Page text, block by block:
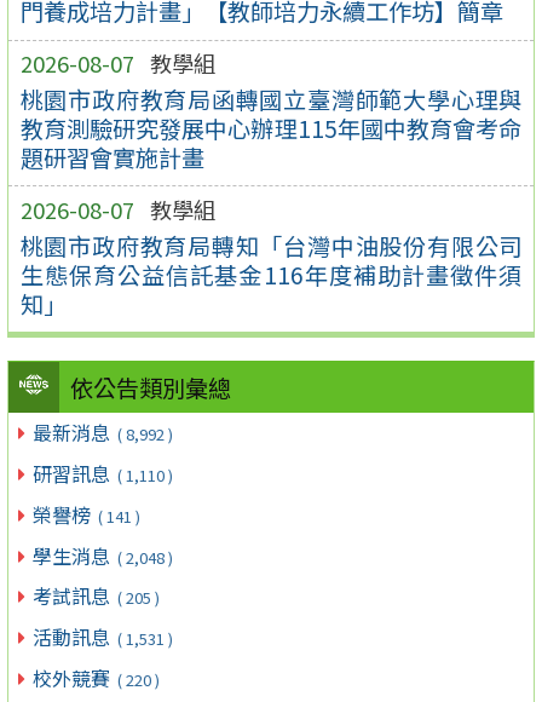
門養成培力計畫」【教師培力永續工作坊】簡章
2026-08-07 教學組
桃園市政府教育局函轉國立臺灣師範大學心理與
教育測驗研究發展中心辦理115年國中教育會考命
題研習會實施計畫
2026-08-07 教學組
桃園市政府教育局轉知「台灣中油股份有限公司
生態保育公益信託基金116年度補助計畫徵件須
知」
依公告類別彙總
最新消息 ( 8,992 )
研習訊息 ( 1,110 )
榮譽榜 ( 141 )
學生消息 ( 2,048 )
考試訊息 ( 205 )
活動訊息 ( 1,531 )
校外競賽 ( 220 )